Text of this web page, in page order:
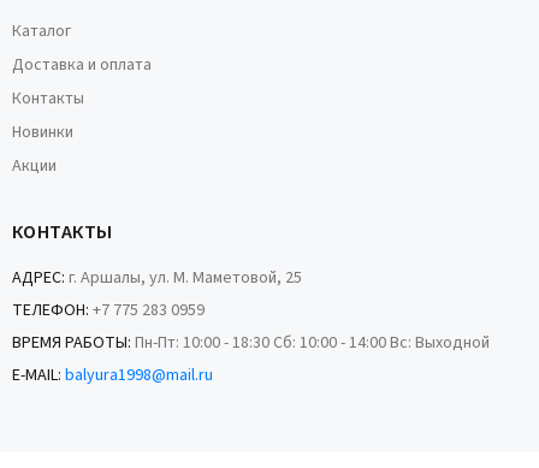
Каталог
Доставка и оплата
Контакты
Новинки
Акции
КОНТАКТЫ
АДРЕС: г. Аршалы, ул. М. Маметовой, 25
ТЕЛЕФОН: +7 775 283 0959
ВРЕМЯ РАБОТЫ: Пн-Пт: 10:00 - 18:30 Сб: 10:00 - 14:00 Вс: Выходной
E-MAIL: balyura1998@mail.ru